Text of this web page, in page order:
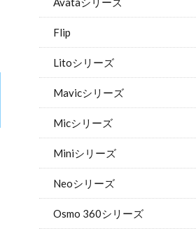
Flip
Litoシリーズ
Mavicシリーズ
Micシリーズ
Miniシリーズ
Neoシリーズ
Osmo 360シリーズ